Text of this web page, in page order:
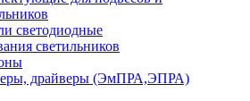
светодиодные
светильников
драйверы (ЭмПРА,ЭПРА)